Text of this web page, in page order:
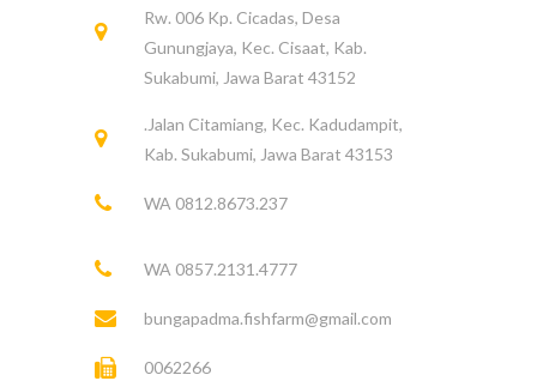
Rw. 006 Kp. Cicadas, Desa
Gunungjaya, Kec. Cisaat, Kab.
Sukabumi, Jawa Barat 43152
.Jalan Citamiang, Kec. Kadudampit,
Kab. Sukabumi, Jawa Barat 43153
WA 0812.8673.237
WA 0857.2131.4777
bungapadma.fishfarm@gmail.com
0062266